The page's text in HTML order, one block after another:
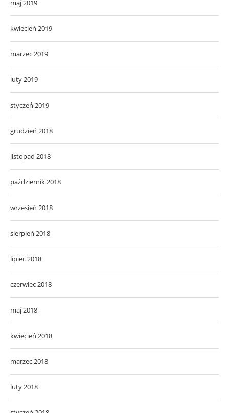
maj 2019
kwiecień 2019
marzec 2019
luty 2019
styczeń 2019
grudzień 2018
listopad 2018
październik 2018
wrzesień 2018
sierpień 2018
lipiec 2018
czerwiec 2018
maj 2018
kwiecień 2018
marzec 2018
luty 2018